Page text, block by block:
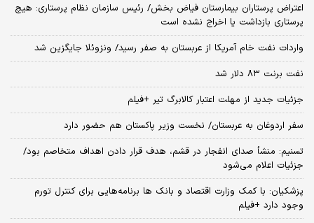
اعتراض پرستاران بیمارستان فیاض بخش/ رئیس سازمان نظام پرستاری: هیچ
پرستاری بازداشت یا اخراج نشده است
واردات نفت خام آمریکا از عربستان به صفر رسید/ ونزوئلا جایگزین شد
نفت برنت ۸۳ دلار شد
جزئیات جدید از مهلت اعتبار کالابرگ تیر +فیلم
سفر اردوغان به عربستان/ نخست وزیر پاکستان هم حضور دارد
تسنیم: منشأ صدای انفجار در قشم، هدف قرار دادن اهداف متخاصم بود/
جزئیات اعلام می‌شود
پزشکیان: با کمک وزارت اقتصاد و بانک ها برنامه‌هایی برای کنترل تورم
وجود دارد +فیلم